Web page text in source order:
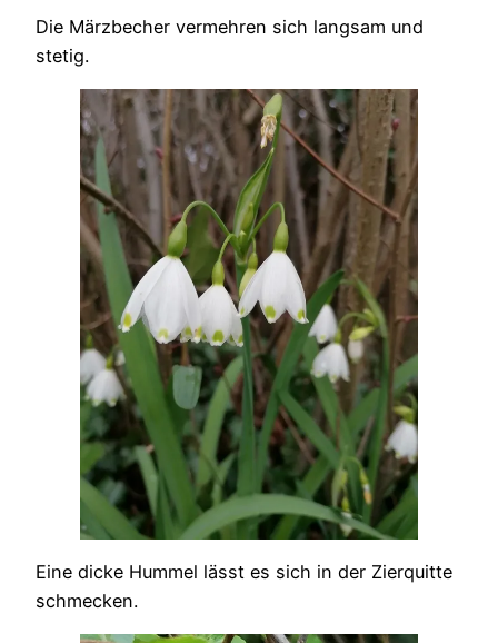
Die Märzbecher vermehren sich langsam und
stetig.
Eine dicke Hummel lässt es sich in der Zierquitte
schmecken.